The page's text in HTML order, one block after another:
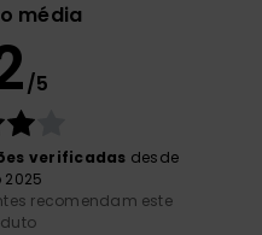
média
/5
verificadas desde
2025
recomendam este